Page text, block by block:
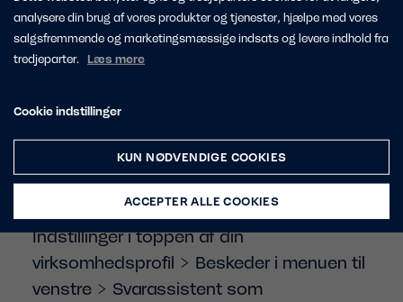
TRIN 3:Byg din chatbot:
Start eksempelvis med at tage godt imod
desktop kan du indstille Facebook
Messenger til at åbne og byde
velkommen.
Du finder Messenger-hilsen gennem
Indstillinger i toppen af din
virksomhedsprofil > Beskeder i menuen til
venstre > Svarassistent som
analysere din brug af vores produkter og tjenester, hjælpe med vores
salgsfremmende og marketingsmæssige indsats og levere indhold fra
tredjeparter. Læs mere
Cookie indstillinger
KUN NØDVENDIGE COOKIES
ACCEPTER ALLE COOKIES